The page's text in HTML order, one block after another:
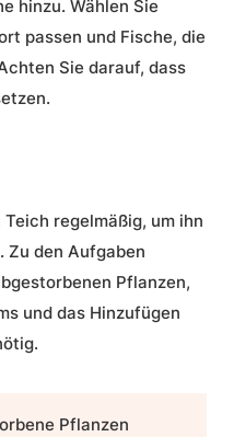
hinzu. Wählen Sie
passen und Fische, die
Sie darauf, dass
regelmäßig, um ihn
Zu den Aufgaben
Pflanzen,
und das Hinzufügen
Pflanzen